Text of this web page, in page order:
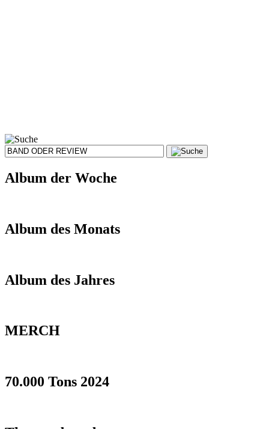
Album der Woche
Album des Monats
Album des Jahres
MERCH
70.000 Tons 2024